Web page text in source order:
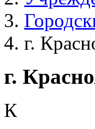
г.
г.
К